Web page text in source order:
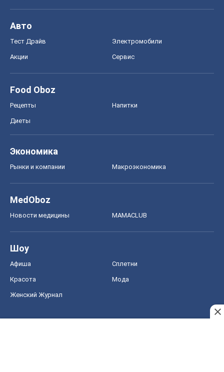
Авто
Тест Драйв Электромобили
Акции Сервис
Food Oboz
Рецепты Напитки
Диеты
Экономика
Рынки и компании Mакроэкономика
MedOboz
Новости медицины MAMACLUB
Шоу
Афиша Сплетни
Красота Мода
Женский Журнал